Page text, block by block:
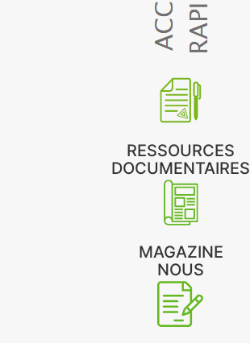
RESSOURCES
DOCUMENTAIRES
MAGAZINE
NOUS